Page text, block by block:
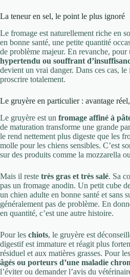
La teneur en sel, le point le plus ignoré
Le fromage est naturellement riche en
en bonne santé, une petite quantité
de problème majeur. En revanche, pour
hypertendu ou souffrant
devient un vrai danger. Dans ces cas, le
proscrire totalement.
Le gruyère en particulier : avantage
Le gruyère est un fromage affiné à
de maturation transforme une grande
le rend nettement plus digeste que les
molle pour les chiens sensibles. C’est
sur des produits comme la mozzarella
Mais il reste très gras et très salé. Sa
pas un fromage anodin. Un petit cube
un chien adulte en bonne santé et sans
généralement pas de problème. En
en quantité, c’est une autre histoire.
Pour les chiots, le gruyère est
digestif est immature et réagit plus
résiduel et aux matières grasses. Pour
âgés ou porteurs d’une maladie
l’éviter ou demander l’avis du